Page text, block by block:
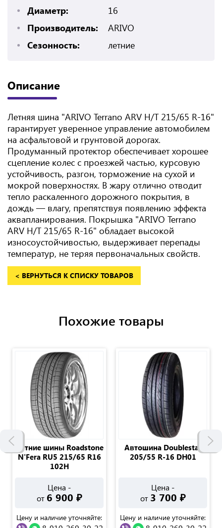
Диаметр:
16
Производитель:
ARIVO
Сезонность:
летние
Описание
Летняя шина "ARIVO Terrano ARV H/T 215/65 R-16"
гарантирует уверенное управление автомобилем
на асфальтовой и грунтовой дорогах.
Продуманный протектор обеспечивает хорошее
сцепление колес с проезжей частью, курсовую
устойчивость, разгон, торможение на сухой и
мокрой поверхностях. В жару отлично отводит
тепло раскаленного дорожного покрытия, в
дождь — влагу, препятствуя появлению эффекта
аквапланирования. Покрышка "ARIVO Terrano
ARV H/T 215/65 R-16" обладает высокой
износоустойчивостью, выдерживает перепады
температур, не теряя первоначальных свойств.
< ВЕРНУТЬСЯ К СПИСКУ ТОВАРОВ
Похожие товары
Летние шины Roadstone
N'Fera RU5 215/65 R16
102H
Цена -
от 6 900 ₽
Цену и наличие уточняйте:
Автошина Doublestar
205/55 R-16 DH01
Цена -
от 3 700 ₽
Цену и наличие уточняйте: